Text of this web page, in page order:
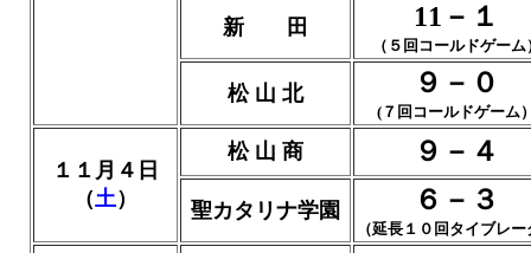
新 田 11－１
（５回コールドゲーム
松 山 北 ９－０
(７回コールドゲーム
１１月４日
（土）
松 山 商 ９－４
聖カタリナ学園 ６－３
（延長１０回タイブレー